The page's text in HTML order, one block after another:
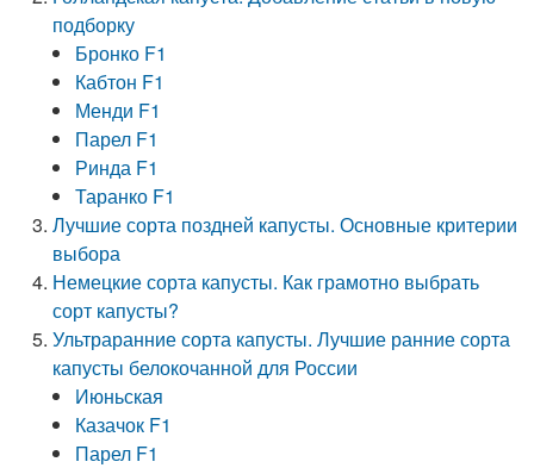
подборку
Бронко F1
Кабтон F1
Менди F1
Парел F1
Ринда F1
Таранко F1
Лучшие сорта поздней капусты. Основные критерии
выбора
Немецкие сорта капусты. Как грамотно выбрать
сорт капусты?
Ультраранние сорта капусты. Лучшие ранние сорта
капусты белокочанной для России
Июньская
Казачок F1
Парел F1